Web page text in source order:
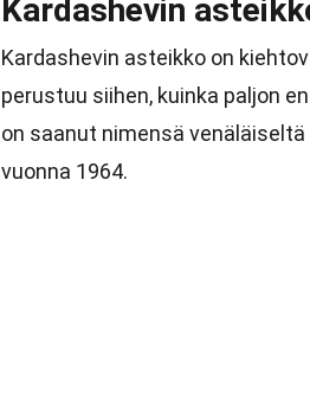
Kardashevin
Kardashevin asteikko on
perustuu siihen, kuinka paljon
on saanut nimensä
vuonna 1964.